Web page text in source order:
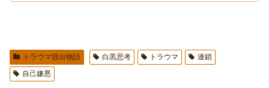
トラウマ脱出物語 白黒思考 トラウマ
連鎖
自己嫌悪